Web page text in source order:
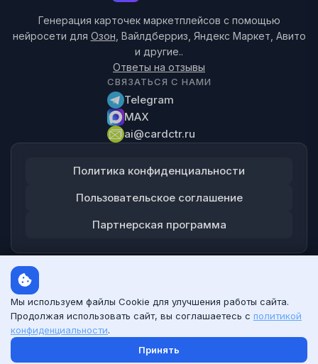
Генерация карточек маркетплейсов с помощью
нейросети для Озон, Вайлдберриз, Яндекс Маркет, Авито
и другие..
Ответы на отзывы
СВЯЗАТЬСЯ С НАМИ
Telegram
MAX
ai@cardctr.ru
Политика конфиденциальности
Пользовательское соглашение
Партнерская программа
© 2026 CardCtr.ru. Все права защищены.
ИП Баштов Максим Владимирович ИНН 253604909480
Мы используем файлы Cookie для улучшения работы сайта.
Продолжая использовать сайт, вы соглашаетесь с политикой
конфиденциальности.
Принять